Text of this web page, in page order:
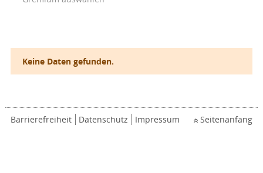
Keine Daten gefunden.
Barrierefreiheit Datenschutz Impressum Seitenanfang